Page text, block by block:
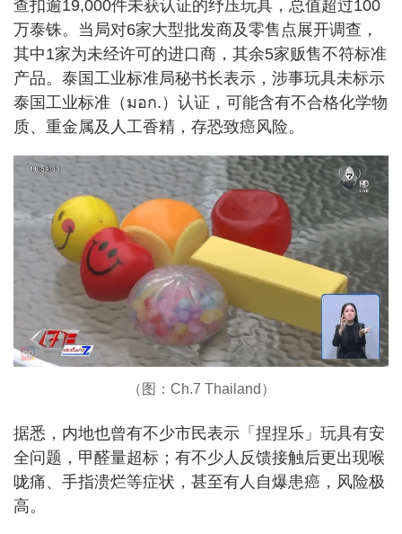
查扣逾19,000件未获认证的纾压玩具，总值超过100
万泰铢。当局对6家大型批发商及零售点展开调查，
其中1家为未经许可的进口商，其余5家贩售不符标准
产品。泰国工业标准局秘书长表示，涉事玩具未标示
泰国工业标准（มอก.）认证，可能含有不合格化学物
质、重金属及人工香精，存恐致癌风险。
（图：Ch.7 Thailand）
据悉，内地也曾有不少市民表示「捏捏乐」玩具有安
全问题，甲醛量超标；有不少人反馈接触后更出现喉
咙痛、手指溃烂等症状，甚至有人自爆患癌，风险极
高。